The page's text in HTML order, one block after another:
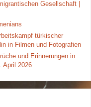
Gesellschaft |
türkischer
in Filmen und Fotografien
und Erinnerungen in
April 2026